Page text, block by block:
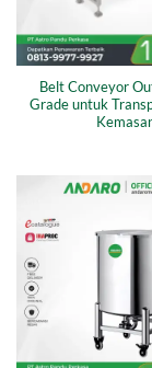
Belt Conveyor
Grade untuk